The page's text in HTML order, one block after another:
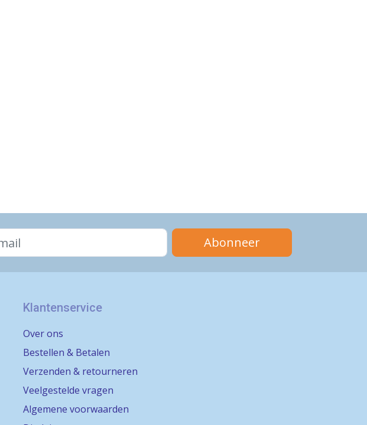
Abonneer
Klantenservice
Over ons
Bestellen & Betalen
Verzenden & retourneren
Veelgestelde vragen
Algemene voorwaarden